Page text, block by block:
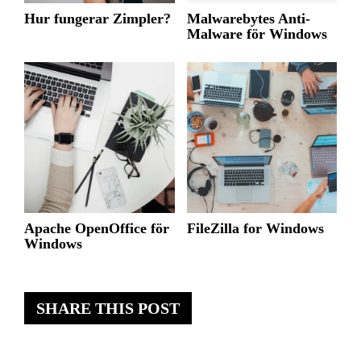
SHARE THIS POST
Hur fungerar Zimpler?
Malwarebytes Anti-
Malware för Windows
Apache OpenOffice för
Windows
FileZilla for Windows